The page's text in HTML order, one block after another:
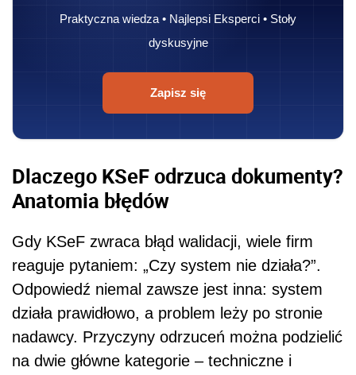
Praktyczna wiedza • Najlepsi Eksperci • Stoły
dyskusyjne
Zapisz się
Dlaczego KSeF odrzuca dokumenty?
Anatomia błędów
Gdy KSeF zwraca błąd walidacji, wiele firm
reaguje pytaniem: „Czy system nie działa?”.
Odpowiedź niemal zawsze jest inna: system
działa prawidłowo, a problem leży po stronie
nadawcy. Przyczyny odrzuceń można podzielić
na dwie główne kategorie – techniczne i